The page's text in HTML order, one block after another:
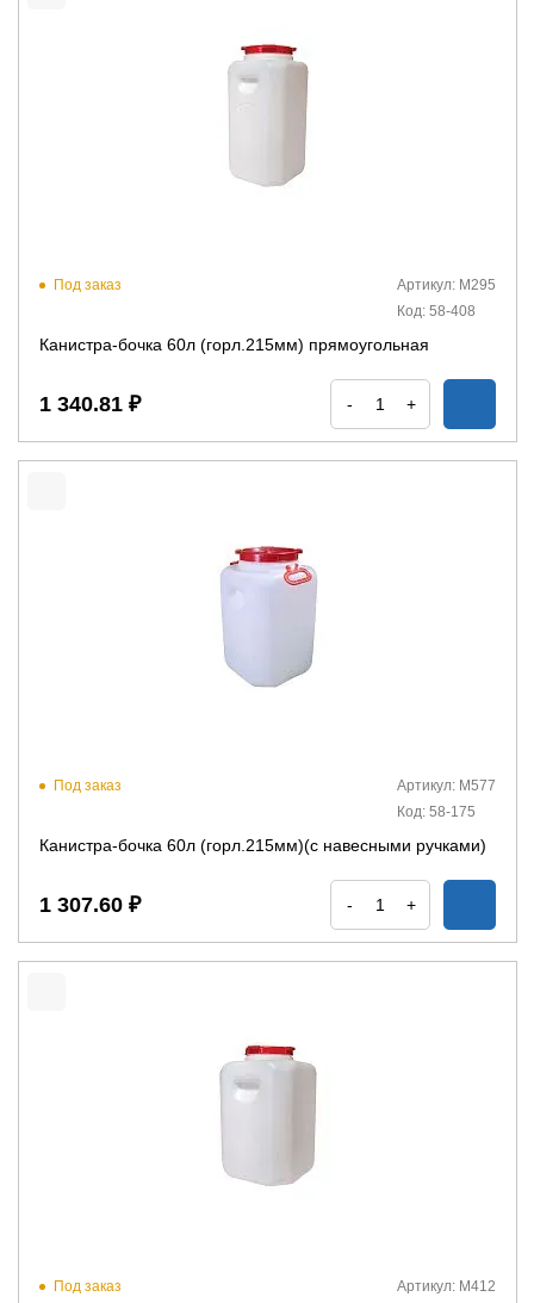
Под заказ
Артикул: М295
Код: 58-408
Канистра-бочка 60л (горл.215мм) прямоугольная
1 340.81 ₽ - +
Под заказ
Артикул: М577
Код: 58-175
Канистра-бочка 60л (горл.215мм)(с навесными ручками)
1 307.60 ₽ - +
Под заказ
Артикул: М412